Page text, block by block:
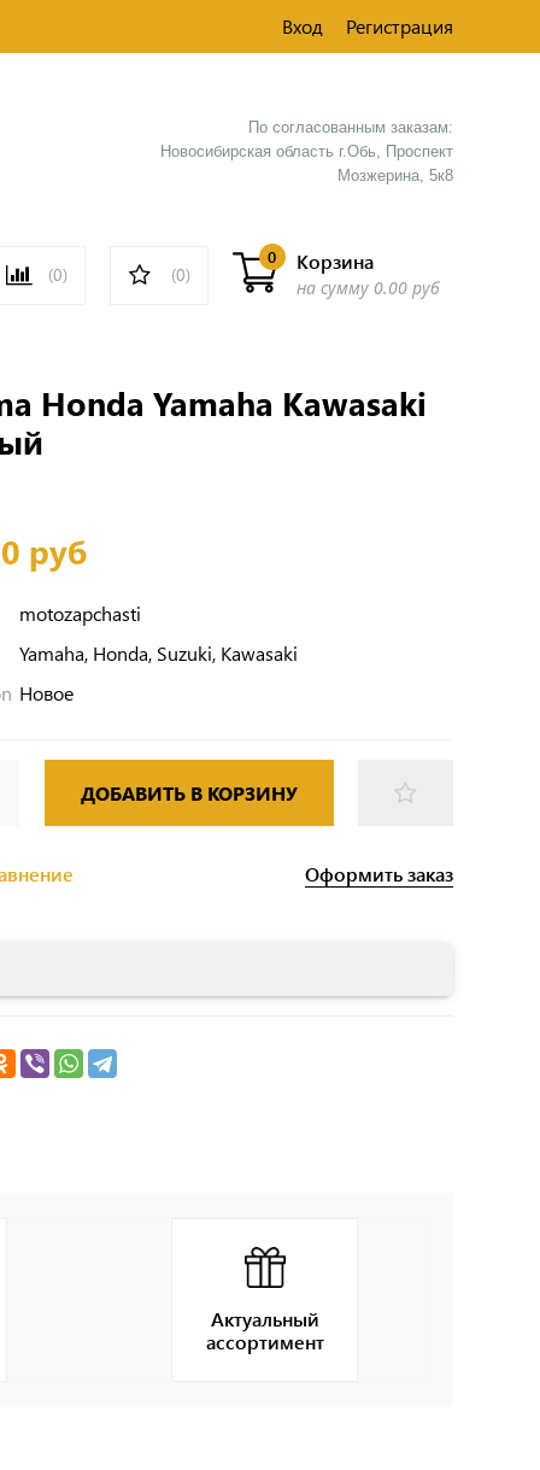
Вход Регистрация
По согласованным заказам:
Новосибирская область г.Обь, Проспект
Мозжерина, 5к8​
(0) (0)
Корзина
0
на сумму 0.00 руб
Honda Yamaha Kawasaki
руб
motozapchasti
Yamaha, Honda, Suzuki, Kawasaki
Новое
ДОБАВИТЬ В КОРЗИНУ
Оформить заказ
Актуальный
ассортимент